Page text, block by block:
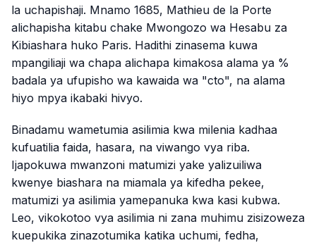
la uchapishaji. Mnamo 1685, Mathieu de la Porte
alichapisha kitabu chake Mwongozo wa Hesabu za
Kibiashara huko Paris. Hadithi zinasema kuwa
mpangiliaji wa chapa alichapa kimakosa alama ya %
badala ya ufupisho wa kawaida wa "cto", na alama
hiyo mpya ikabaki hivyo.
Binadamu wametumia asilimia kwa milenia kadhaa
kufuatilia faida, hasara, na viwango vya riba.
Ijapokuwa mwanzoni matumizi yake yalizuiliwa
kwenye biashara na miamala ya kifedha pekee,
matumizi ya asilimia yamepanuka kwa kasi kubwa.
Leo, vikokotoo vya asilimia ni zana muhimu zisizoweza
kuepukika zinazotumika katika uchumi, fedha,